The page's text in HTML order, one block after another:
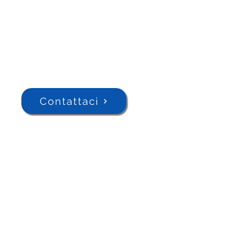
Contattaci